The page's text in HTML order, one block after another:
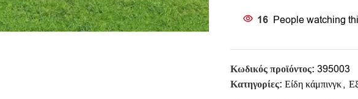
16 People watching
Κωδικός προϊόντος: 395003
Κατηγορίες: Είδη κάμπινγκ,